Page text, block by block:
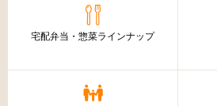
宅配弁当・惣菜ラインナップ